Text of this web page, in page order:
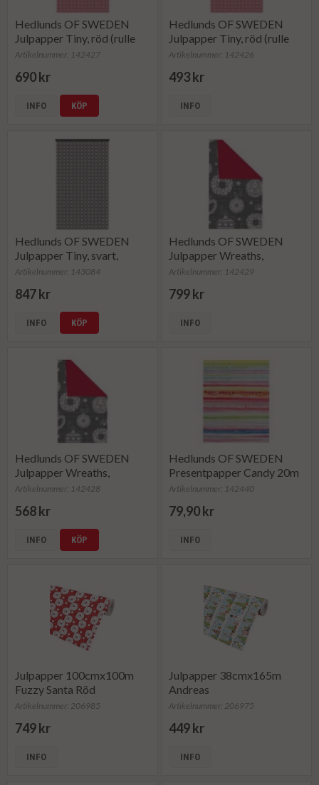
Hedlunds OF SWEDEN
Julpapper Tiny, röd (rulle
om 154 m)
Artikelnummer: 142427
690 kr
INFO KÖP
Hedlunds OF SWEDEN
Julpapper Tiny, röd (rulle
om 165 m)
Artikelnummer: 142426
493 kr
INFO
Hedlunds OF SWEDEN
Julpapper Tiny, svart,
bredd 57 cm (rulle om 154
Artikelnummer: 143084
847 kr
INFO KÖP
Hedlunds OF SWEDEN
Julpapper Wreaths,
dubbelsidig (rulle om 154
Artikelnummer: 142429
799 kr
INFO
Hedlunds OF SWEDEN
Julpapper Wreaths,
dubbelsidig (rulle om 165
Artikelnummer: 142428
568 kr
INFO KÖP
Hedlunds OF SWEDEN
Presentpapper Candy 20m
(rulle om 20 m)
Artikelnummer: 142440
79,90 kr
INFO
Julpapper 100cmx100m
Fuzzy Santa Röd
Artikelnummer: 206985
749 kr
INFO
Julpapper 38cmx165m
Andreas
Artikelnummer: 206975
449 kr
INFO